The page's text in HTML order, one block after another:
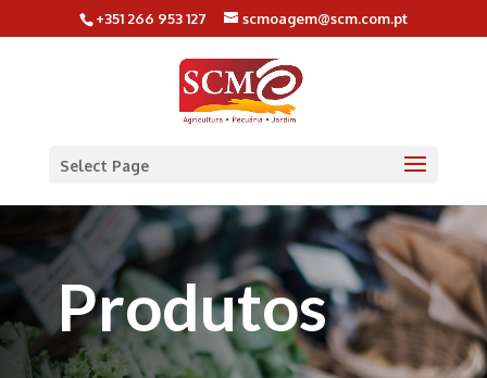
+351 266 953 127 scmoagem@scm.com.pt
Select Page
Produtos